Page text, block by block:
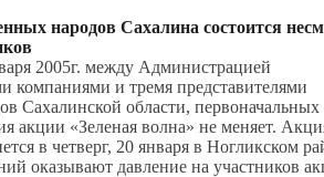
народов Сахалина состоится
2005г. между Администрацией
компаниями и тремя представителями
Сахалинской области, первоначальных
акции «Зеленая волна» не меняет.
в четверг, 20 января в Ногликском
оказывают давление на участников